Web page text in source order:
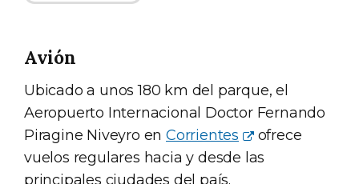
Avión
Ubicado a unos 180 km del parque, el
Aeropuerto Internacional Doctor Fernando
Piragine Niveyro enCorrientes
ofrece
vuelos regulares hacia y desde las
principales ciudades del país.